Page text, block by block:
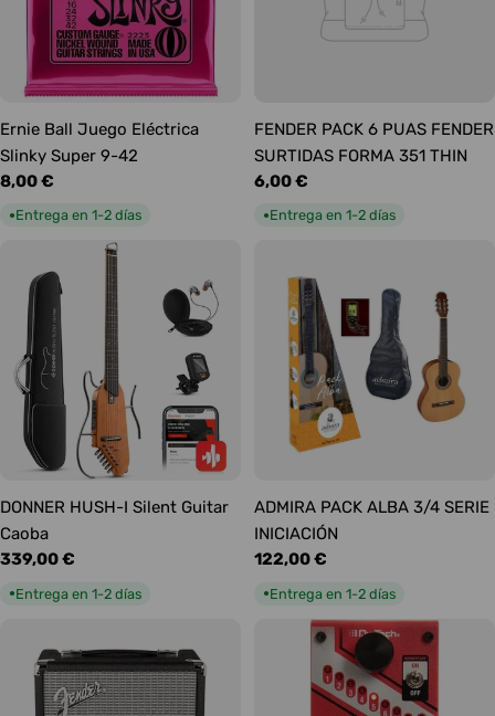
Ernie Ball Juego Eléctrica
Slinky Super 9-42
Precio
habitual
8,00 €
●Entrega en 1-2 días
FENDER PACK 6 PUAS FENDER
SURTIDAS FORMA 351 THIN
Precio
habitual
6,00 €
●Entrega en 1-2 días
DONNER HUSH-I Silent Guitar
Caoba
Precio
339,00 €
●Entrega en 1-2 días
ADMIRA PACK ALBA 3/4 SERIE
INICIACIÓN
Precio
122,00 €
●Entrega en 1-2 días